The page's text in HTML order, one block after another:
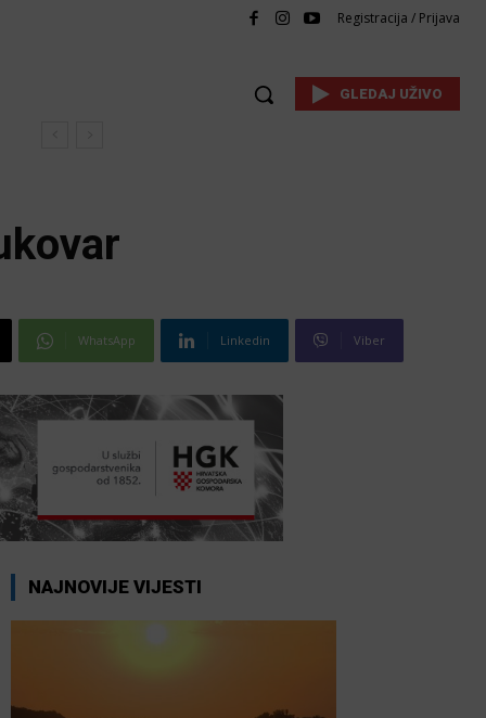
Registracija / Prijava
GLEDAJ UŽIVO
WhatsApp Linkedin Viber
NAJNOVIJE VIJESTI